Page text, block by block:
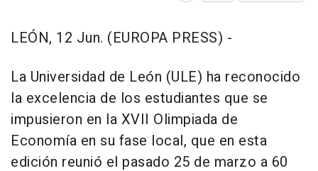
LEÓN, 12 Jun. (EUROPA PRESS) -
La Universidad de León (ULE) ha reconocido
la excelencia de los estudiantes que se
impusieron en la XVII Olimpiada de
Economía en su fase local, que en esta
edición reunió el pasado 25 de marzo a 60